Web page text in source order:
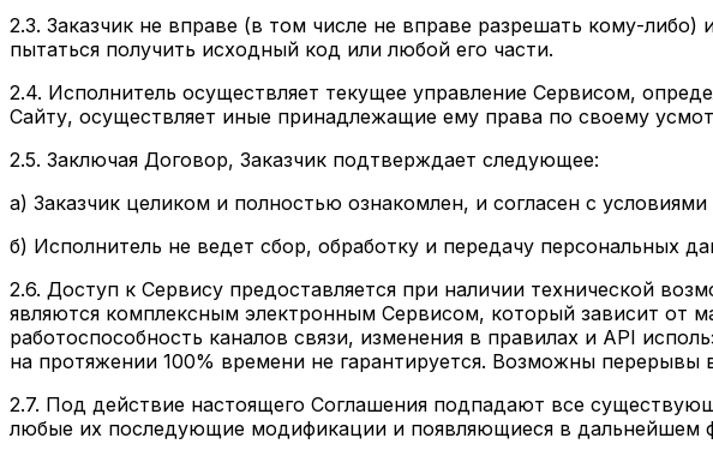
2.3. Заказчик не вправе (в том числе не вправе разрешать кому-
пытаться получить исходный код или любой его части.
2.4. Исполнитель осуществляет текущее управление Сервисом,
Сайту, осуществляет иные принадлежащие ему права по своему
2.5. Заключая Договор, Заказчик подтверждает следующее:
а) Заказчик целиком и полностью ознакомлен, и согласен с
б) Исполнитель не ведет сбор, обработку и передачу персональных
2.6. Доступ к Сервису предоставляется при наличии технической
являются комплексным электронным Сервисом, который зависит от
работоспособность каналов связи, изменения в правилах и API
на протяжении 100% времени не гарантируется. Возможны перерывы
2.7. Под действие настоящего Соглашения подпадают все
любые их последующие модификации и появляющиеся в дальнейшем